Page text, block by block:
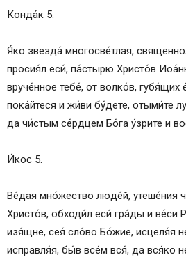
Конда́к 5.
Я́ко звезда́ многосве́тлая,
просия́л еси́, па́стырю Христо́в
вруче́нное тебе́, от волко́в, губя́щих
пока́йтеся и жи́ви бу́дете, отыми́те
да чи́стым се́рдцем Бо́га у́зрите и
И́кос 5.
Ве́дая мно́жество люде́й, утеше́ния
Христо́в, обходи́л еси́ гра́ды и ве́си
изя́щне, сея́ сло́во Бо́жие, исцеля́я
исправля́я, бы́в все́м вся́, да вся́ко